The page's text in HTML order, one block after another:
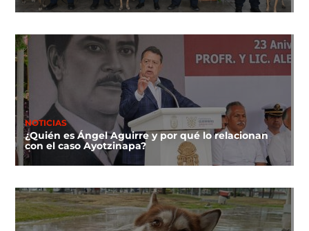
NOTICIAS
¿Quién es Ángel Aguirre y por qué lo relacionan
con el caso Ayotzinapa?